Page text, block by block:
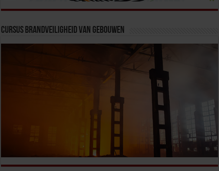
Cursus Brandveiligheid van Gebouwen